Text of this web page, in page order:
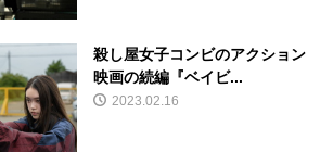
殺し屋女子コンビのアクション
映画の続編『ベイビ...
2023.02.16